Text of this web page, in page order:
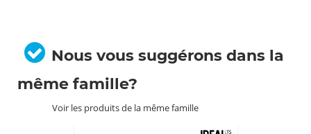
Nous vous suggérons dans la
même famille?
Voir les produits de la même famille